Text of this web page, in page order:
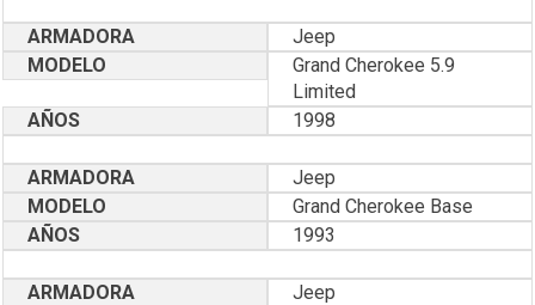
ARMADORA
Jeep
MODELO
Grand Cherokee 5.9
Limited
AÑOS
1998
ARMADORA
Jeep
MODELO
Grand Cherokee Base
AÑOS
1993
ARMADORA
Jeep